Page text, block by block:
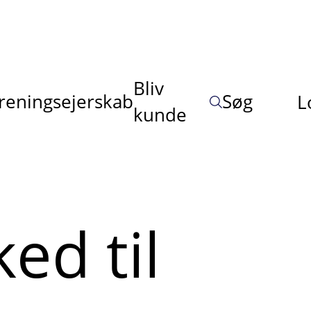
Bliv
kunde
Søg
til